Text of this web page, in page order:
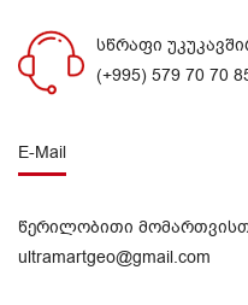
სწრაფი
(+995) 579 70 70
E-Mail
წერილობითი
ultramartgeo@gmail.com